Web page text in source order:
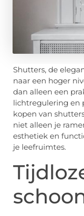
Shutters, de
naar een hoger
dan alleen een
lichtregulering en
kopen van
niet alleen je
esthetiek en
je leefruimtes.